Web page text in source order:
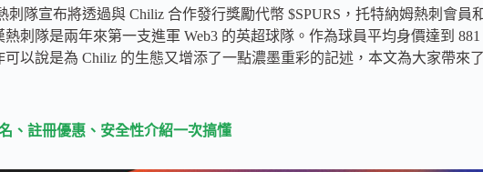
刺隊宣布將透過與 Chiliz 合作發行獎勵代幣 $SPURS，托特納姆熱刺會員
刺隊是兩年來第一支進軍 Web3 的英超球隊。作為球員平均身價達到
以說是為 Chiliz 的生態又增添了一點濃墨重彩的記述，本文為大家帶來
、註冊優惠、安全性介紹一次搞懂